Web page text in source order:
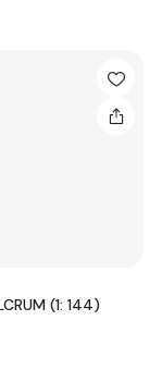
(1: 144)